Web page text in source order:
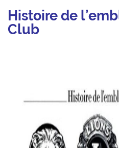
Histoire de
Club